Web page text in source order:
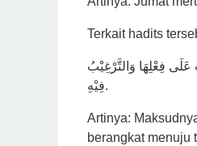
Terkait hadits
فِعْلِهَا وَالتَّرْغِيْبُ
فِيْهِ.
Artinya:
berangkat menuju